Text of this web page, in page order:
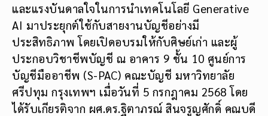
และแรงบันดาลใจในการนำเทคโนโลยี Generative
AI มาประยุกต์ใช้กับสายงานบัญชีอย่างมี
ประสิทธิภาพ โดยเปิดอบรมให้กับศิษย์เก่า และผู้
ประกอบวิชาชีพบัญชี ณ อาคาร 9 ชั้น 10 ศูนย์การ
บัญชีมืออาชีพ (S-PAC) คณะบัญชี มหาวิทยาลัย
ศรีปทุม กรุงเทพฯ เมื่อวันที่ 5 กรกฎาคม 2568 โดย
ได้รับเกียรติจาก ผศ.ดร.ฐิตาภรณ์ สินจรูญศักดิ์ คณบดี